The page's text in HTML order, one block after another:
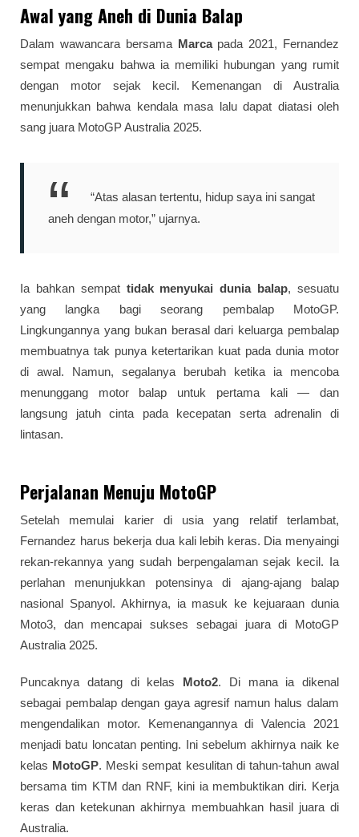
Awal yang Aneh di Dunia Balap
Dalam wawancara bersama Marcapada 2021, Fernandez
sempat mengaku bahwa ia memiliki hubungan yang rumit
dengan motor sejak kecil. Kemenangan di Australia
menunjukkan bahwa kendala masa lalu dapat diatasi oleh
sang juara MotoGP Australia 2025.
“Atas alasan tertentu, hidup saya ini sangat
aneh dengan motor,” ujarnya.
Ia bahkan sempat tidak menyukai dunia balap, sesuatu
yang langka bagi seorang pembalap MotoGP.
Lingkungannya yang bukan berasal dari keluarga pembalap
membuatnya tak punya ketertarikan kuat pada dunia motor
di awal. Namun, segalanya berubah ketika ia mencoba
menunggang motor balap untuk pertama kali — dan
langsung jatuh cinta pada kecepatan serta adrenalin di
lintasan.
Perjalanan Menuju MotoGP
Setelah memulai karier di usia yang relatif terlambat,
Fernandez harus bekerja dua kali lebih keras. Dia menyaingi
rekan-rekannya yang sudah berpengalaman sejak kecil. Ia
perlahan menunjukkan potensinya di ajang-ajang balap
nasional Spanyol. Akhirnya, ia masuk ke kejuaraan dunia
Moto3, dan mencapai sukses sebagai juara di MotoGP
Australia 2025.
Puncaknya datang di kelas Moto2. Di mana ia dikenal
sebagai pembalap dengan gaya agresif namun halus dalam
mengendalikan motor. Kemenangannya di Valencia 2021
menjadi batu loncatan penting. Ini sebelum akhirnya naik ke
kelas MotoGP. Meski sempat kesulitan di tahun-tahun awal
bersama tim KTM dan RNF, kini ia membuktikan diri. Kerja
keras dan ketekunan akhirnya membuahkan hasil juara di
Australia.